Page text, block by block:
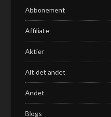
Abbonement
Affiliate
Aktier
Alt det andet
Andet
Blogs